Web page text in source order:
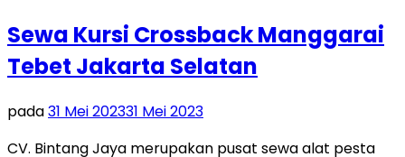
Sewa Kursi Crossback Manggarai
Tebet Jakarta Selatan
pada31 Mei 202331 Mei 2023
CV. Bintang Jaya merupakan pusat sewa alat pesta